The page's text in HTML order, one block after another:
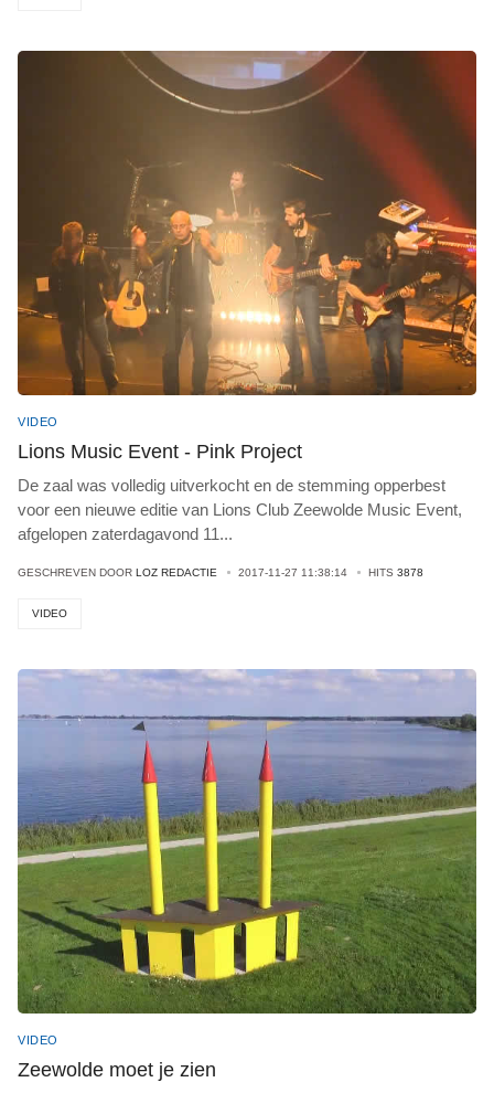
VIDEO
Lions Music Event - Pink Project
De zaal was volledig uitverkocht en de stemming opperbest
voor een nieuwe editie van Lions Club Zeewolde​ Music Event,
afgelopen zaterdagavond 11...
GESCHREVEN DOOR LOZ REDACTIE 2017-11-27 11:38:14 HITS 3878
VIDEO
VIDEO
Zeewolde moet je zien